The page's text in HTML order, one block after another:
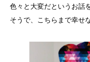
色々と大変だというお話
そうで、こちらまで幸せ